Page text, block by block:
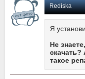
Rediska
Я
Не
скачать?
такое